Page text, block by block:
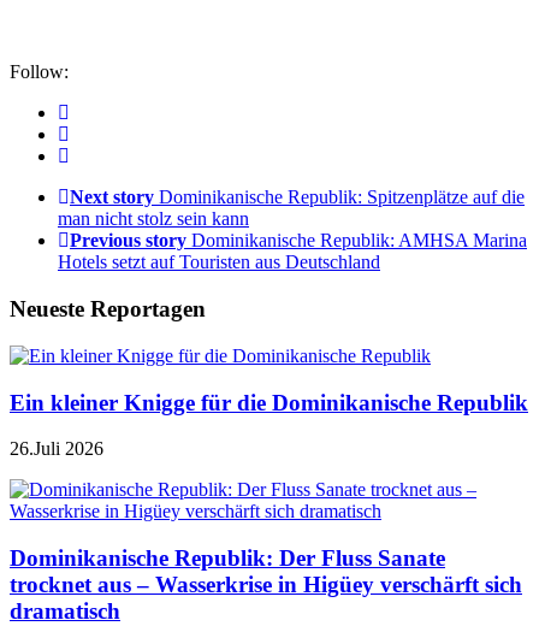
Follow:
Next story Dominikanische Republik: Spitzenplätze auf die
man nicht stolz sein kann
Previous story Dominikanische Republik: AMHSA Marina
Hotels setzt auf Touristen aus Deutschland
Neueste Reportagen
Ein kleiner Knigge für die Dominikanische Republik
26.Juli 2026
Dominikanische Republik: Der Fluss Sanate
trocknet aus – Wasserkrise in Higüey verschärft sich
dramatisch